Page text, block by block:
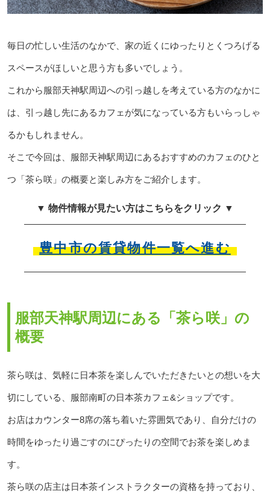
毎日の忙しい生活のなかで、家の近くにゆったりとくつろげる
スペースがほしいと思う方も多いでしょう。
これから服部天神駅周辺への引っ越しを考えている方のなかに
は、引っ越し先にあるカフェが気になっている方もいらっしゃ
るかもしれません。
そこで今回は、服部天神駅周辺にあるおすすめのカフェのひと
つ「茶ら咲」の概要と楽しみ方をご紹介します。
▼ 物件情報が見たい方はこちらをクリック ▼
豊中市の賃貸物件一覧へ進む
服部天神駅周辺にある「茶ら咲」の
概要
茶ら咲は、気軽に日本茶を楽しんでいただきたいとの想いを大
切にしている、服部南町の日本茶カフェ&ショップです。
お店はカウンター8席の落ち着いた雰囲気であり、自分だけの
時間をゆったり過ごすのにぴったりの空間でお茶を楽しめま
す。
茶ら咲の店主は日本茶インストラクターの資格を持っており、